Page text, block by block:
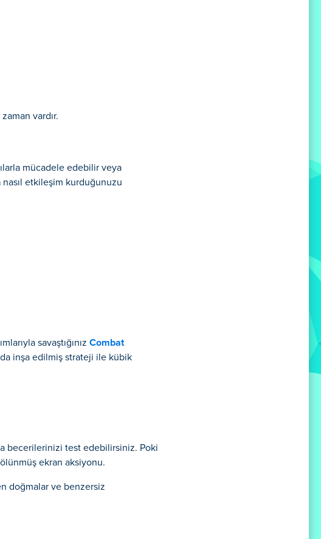
vardır.
mücadele edebilir veya
etkileşim kurduğunuzu
savaştığınız Combat
inşa edilmiş strateji ile kübik
becerilerinizi test edebilirsiniz. Poki
ekran aksiyonu.
doğmalar ve benzersiz